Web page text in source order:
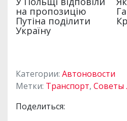
Категории: Автоновости
Метки: Транспорт, Советы
Поделиться: